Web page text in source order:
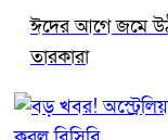
ঈদের আগে জমে
তারকারা